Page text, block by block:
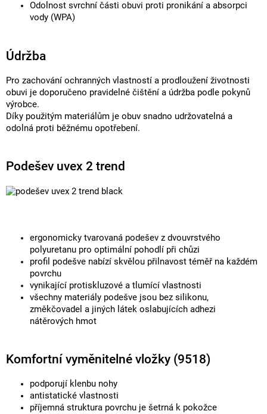
Odolnost svrchní části obuvi proti pronikání a absorpci
vody (WPA)
Údržba
Pro zachování ochranných vlastností a prodloužení životnosti
obuvi je doporučeno pravidelné čištění a údržba podle pokynů
výrobce.
Díky použitým materiálům je obuv snadno udržovatelná a
odolná proti běžnému opotřebení.
Podešev uvex 2 trend
ergonomicky tvarovaná podešev z dvouvrstvého
polyuretanu pro optimální pohodlí při chůzi
profil podešve nabízí skvělou přilnavost téměř na každém
povrchu
vynikající protiskluzové a tlumící vlastnosti
všechny materiály podešve jsou bez silikonu,
změkčovadel a jiných látek oslabujících adhezi
nátěrových hmot
Komfortní vyměnitelné vložky (9518)
podporují klenbu nohy
antistatické vlastnosti
příjemná struktura povrchu je šetrná k pokožce